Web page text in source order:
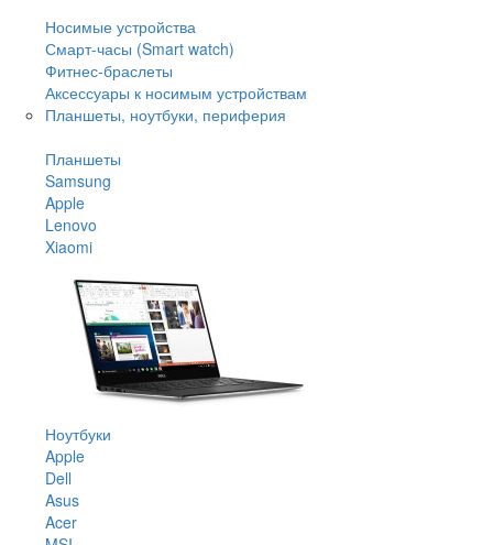
Носимые устройства
Смарт-часы (Smart watch)
Фитнес-браслеты
Аксессуары к носимым устройствам
Планшеты, ноутбуки, периферия
Планшеты
Samsung
Apple
Lenovo
Xiaomi
Ноутбуки
Apple
Dell
Asus
Acer